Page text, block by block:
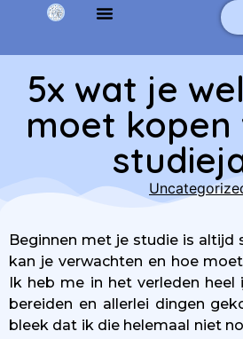
5x wat je
moet
Beginnen met je studie is altijd
kan je verwachten en hoe
Ik heb me in het verleden
bereiden en allerlei dingen
bleek dat ik die helemaal niet